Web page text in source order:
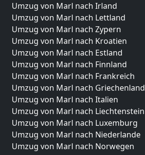
Umzug von Marl nach Irland
Umzug von Marl nach Lettland
Umzug von Marl nach Zypern
Umzug von Marl nach Kroatien
Umzug von Marl nach Estland
Umzug von Marl nach Finnland
Umzug von Marl nach Frankreich
Umzug von Marl nach Griechenland
Umzug von Marl nach Italien
Umzug von Marl nach Liechtenstein
Umzug von Marl nach Luxemburg
Umzug von Marl nach Niederlande
Umzug von Marl nach Norwegen